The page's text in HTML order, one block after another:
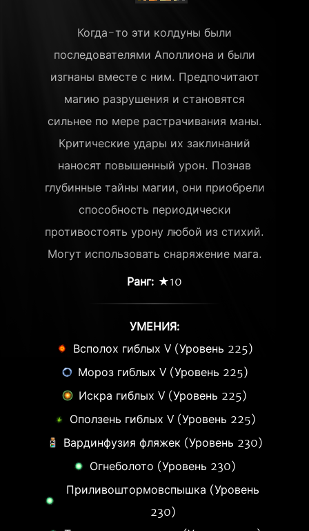
Когда-то эти колдуны были
последователями Аполлиона и были
изгнаны вместе с ним. Предпочитают
магию разрушения и становятся
сильнее по мере растрачивания маны.
Критические удары их заклинаний
наносят повышенный урон. Познав
глубинные тайны магии, они приобрели
способность периодически
противостоять урону любой из стихий.
Могут использовать снаряжение мага.
Ранг: ★10
УМЕНИЯ:
Всполох гиблых V (Уровень 225)
Мороз гиблых V (Уровень 225)
Искра гиблых V (Уровень 225)
Оползень гиблых V (Уровень 225)
Вардинфузия фляжек (Уровень 230)
Огнеболото (Уровень 230)
Приливоштормовспышка (Уровень
230)